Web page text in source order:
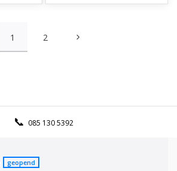
1 2
085 130 5392
geopend